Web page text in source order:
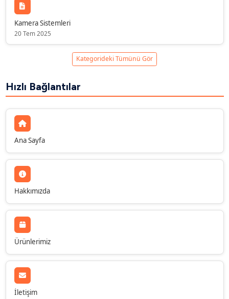
Kamera Sistemleri
20 Tem 2025
Kategorideki Tümünü Gör
Hızlı Bağlantılar
Ana Sayfa
Hakkımızda
Ürünlerimiz
İletişim